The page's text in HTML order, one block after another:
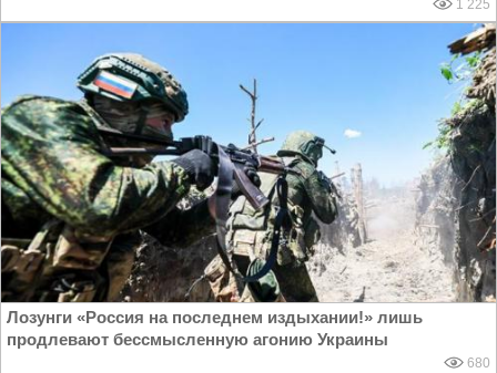
1 225
Лозунги «Россия на последнем издыхании!» лишь
продлевают бессмысленную агонию Украины
680